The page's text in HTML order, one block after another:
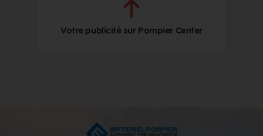
Votre publicité sur Pompier Center